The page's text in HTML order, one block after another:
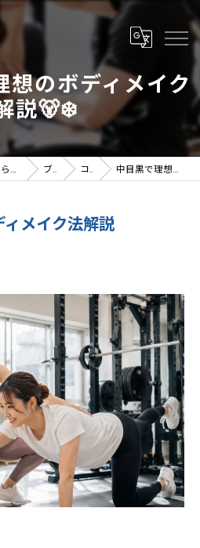
のボディメイク
説🐻‍❄️
目黒区のパーソナルジムならLight Body gymへ | 女性トレーナー在籍 ブログ コラム 中目黒で理想のボディメイク法解説
メイク法解説